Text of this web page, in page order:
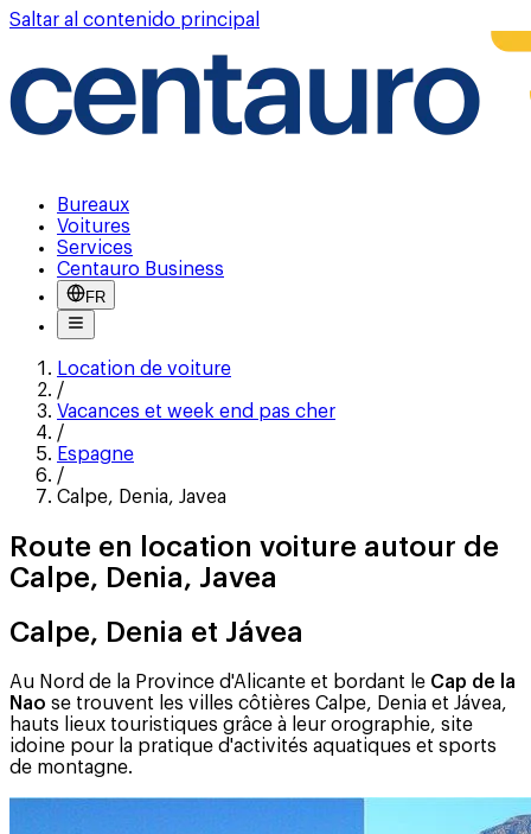
Saltar al contenido principal
Bureaux
Voitures
Services
Centauro Business
FR
Location de voiture
/
Vacances et week end pas cher
/
Espagne
/
Calpe, Denia, Javea
Route en location voiture autour de
Calpe, Denia, Javea
Calpe, Denia et Jávea
Au Nord de la Province d'Alicante et bordant le Cap de la
Nao se trouvent les villes côtières Calpe, Denia et Jávea,
hauts lieux touristiques grâce à leur orographie, site
idoine pour la pratique d'activités aquatiques et sports
de montagne.